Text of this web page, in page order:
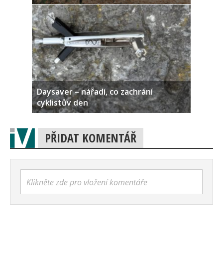
Daysaver – nářadí, co zachrání
cyklistův den
PŘIDAT KOMENTÁŘ
Klikněte zde pro vložení komentáře